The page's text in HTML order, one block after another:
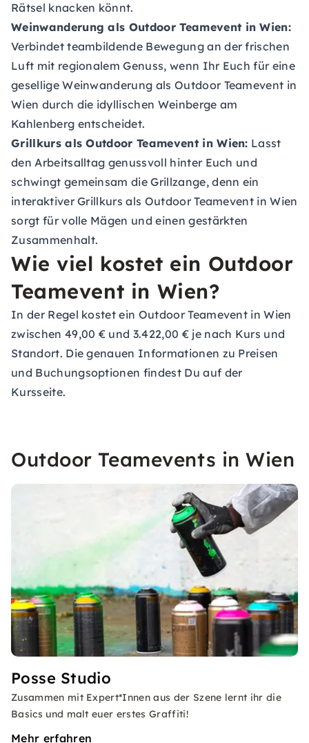
Rätsel knacken könnt.
Weinwanderung als Outdoor Teamevent in Wien:
Verbindet teambildende Bewegung an der frischen
Luft mit regionalem Genuss, wenn Ihr Euch für eine
gesellige Weinwanderung als Outdoor Teamevent in
Wien durch die idyllischen Weinberge am
Kahlenberg entscheidet.
Grillkurs als Outdoor Teamevent in Wien: Lasst
den Arbeitsalltag genussvoll hinter Euch und
schwingt gemeinsam die Grillzange, denn ein
interaktiver Grillkurs als Outdoor Teamevent in Wien
sorgt für volle Mägen und einen gestärkten
Zusammenhalt.
Wie viel kostet ein Outdoor
Teamevent in Wien?
In der Regel kostet ein Outdoor Teamevent in Wien
zwischen 49,00 € und 3.422,00 € je nach Kurs und
Standort. Die genauen Informationen zu Preisen
und Buchungsoptionen findest Du auf der
Kursseite.
Outdoor Teamevents in Wien
Posse Studio
Zusammen mit Expert*Innen aus der Szene lernt ihr die
Basics und malt euer erstes Graffiti!
Mehr erfahren